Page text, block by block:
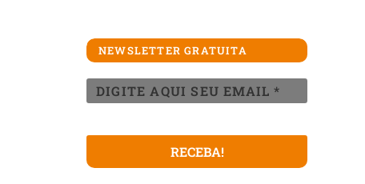
NEWSLETTER GRATUITA